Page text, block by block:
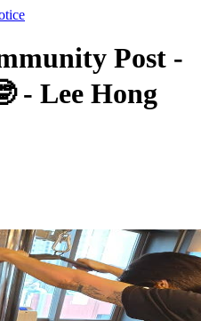
Post -
- Lee Hong